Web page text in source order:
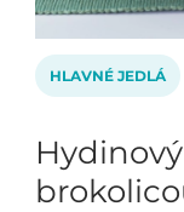
HLAVNÉ JEDLÁ